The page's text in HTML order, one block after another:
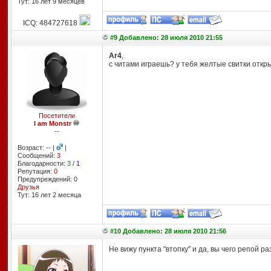
ICQ: 484727618
#9 Добавлено: 28 июля 2010 21:55
Посетители
I am Monstr
--
Возраст: -- |
|
Сообщений: 3
Благодарности: 3/ 1
Репутация: 0
Предупреждений: 0
Друзья
Тут: 16 лет 2 месяцa
Ar4,
с читами играешь? у тебя желтые свитки
#10 Добавлено: 28 июля 2010 21:56
Не вижу пункта "втопку" и да, вы чего репой